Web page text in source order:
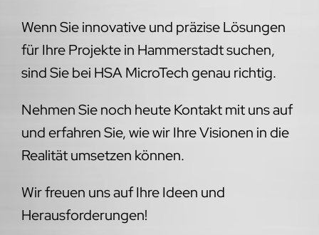
Wenn Sie innovative und präzise Lösungen
für Ihre Projekte in Hammerstadt suchen,
sind Sie bei HSA MicroTech genau richtig.
Nehmen Sie noch heute Kontakt mit uns auf
und erfahren Sie, wie wir Ihre Visionen in die
Realität umsetzen können.
Wir freuen uns auf Ihre Ideen und
Herausforderungen!